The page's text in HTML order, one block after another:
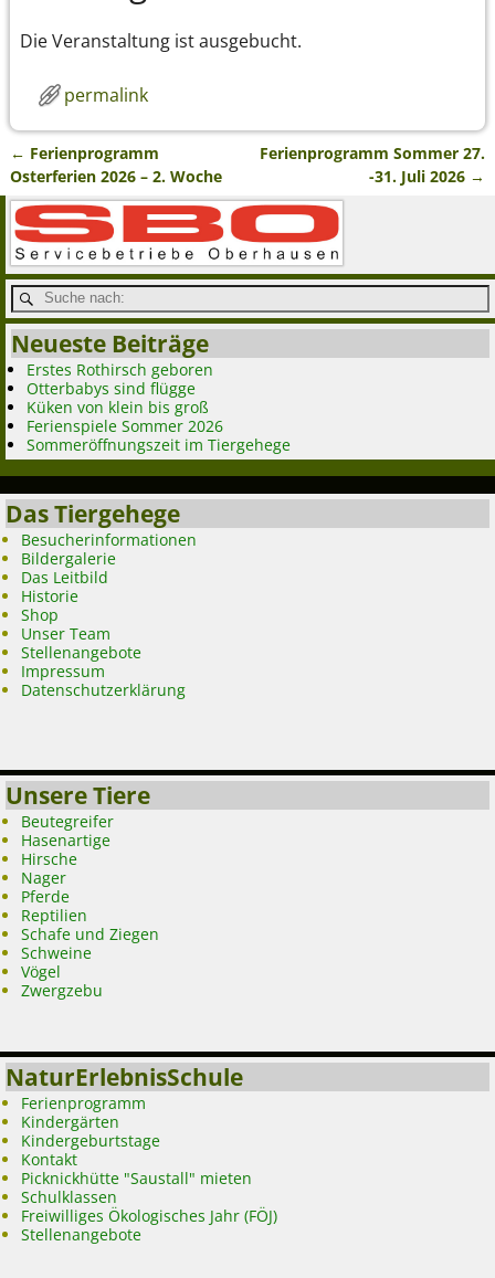
Die Veranstaltung ist ausgebucht.
permalink
Artikelnavigation
← Ferienprogramm
Osterferien 2026 – 2. Woche
Ferienprogramm Sommer 27.
-31. Juli 2026 →
Neueste Beiträge
Erstes Rothirsch geboren
Otterbabys sind flügge
Küken von klein bis groß
Ferienspiele Sommer 2026
Sommeröffnungszeit im Tiergehege
Das Tiergehege
Besucherinformationen
Bildergalerie
Das Leitbild
Historie
Shop
Unser Team
Stellenangebote
Impressum
Datenschutzerklärung
Unsere Tiere
Beutegreifer
Hasenartige
Hirsche
Nager
Pferde
Reptilien
Schafe und Ziegen
Schweine
Vögel
Zwergzebu
NaturErlebnisSchule
Ferienprogramm
Kindergärten
Kindergeburtstage
Kontakt
Picknickhütte "Saustall" mieten
Schulklassen
Freiwilliges Ökologisches Jahr (FÖJ)
Stellenangebote